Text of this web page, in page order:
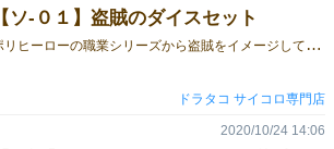
【ソ-０１】盗賊のダイスセット
ポ
リヒーローの職業シリーズから盗賊をイメージして作られたダイスセット『ローグシリーズ』をイベントに持って行きます！（予定） 非常に特徴的な形をしたサイコロに仕上がっていますので、 普通のサイコロに飽きた方、珍しいサイコロをお探しの方は 【ソ-01】ドラタコ サイコロ専門店にお越しください！！ ◆ローグ（盗賊）7個セット 4面／ダガー 6面／毒入りポーション 8面／弓矢 10面／報酬袋 テンズ／報酬袋 12面／ジェム 20面／樽 ◆建物進入用の鍵・アンカー・縄 2面／鍵 3面／アンカー 4面／縄 ◆短剣・矢など 20面／宝石 8面／弓矢 6面／毒瓶 6面／短剣 ◆錠の20面ダイス 20面／錠 盗賊をイメージしたローグセットはこちら ※当日は新型コロナウイルス感染症対策として飛沫防止シート・マスク・フェイスガードでの接客となります。予めご了承ください。 ドラタコ
ドラタコ サイコロ専門店
2020/10/24 14:06